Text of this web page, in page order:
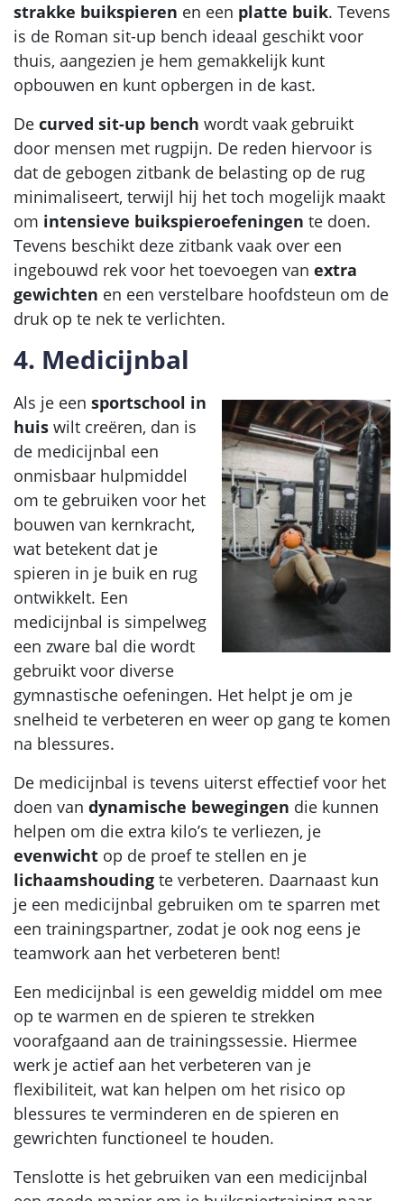
strakke buikspieren en een platte buik. Tevens
is de Roman sit-up bench ideaal geschikt voor
thuis, aangezien je hem gemakkelijk kunt
opbouwen en kunt opbergen in de kast.
De curved sit-up bench wordt vaak gebruikt
door mensen met rugpijn. De reden hiervoor is
dat de gebogen zitbank de belasting op de rug
minimaliseert, terwijl hij het toch mogelijk maakt
om intensieve buikspieroefeningen te doen.
Tevens beschikt deze zitbank vaak over een
ingebouwd rek voor het toevoegen van extra
gewichten en een verstelbare hoofdsteun om de
druk op te nek te verlichten.
4. Medicijnbal
Als je een sportschool in
huis wilt creëren, dan is
de medicijnbal een
onmisbaar hulpmiddel
om te gebruiken voor het
bouwen van kernkracht,
wat betekent dat je
spieren in je buik en rug
ontwikkelt. Een
medicijnbal is simpelweg
een zware bal die wordt
gebruikt voor diverse
gymnastische oefeningen. Het helpt je om je
snelheid te verbeteren en weer op gang te komen
na blessures.
De medicijnbal is tevens uiterst effectief voor het
doen van dynamische bewegingen die kunnen
helpen om die extra kilo’s te verliezen, je
evenwicht op de proef te stellen en je
lichaamshouding te verbeteren. Daarnaast kun
je een medicijnbal gebruiken om te sparren met
een trainingspartner, zodat je ook nog eens je
teamwork aan het verbeteren bent!
Een medicijnbal is een geweldig middel om mee
op te warmen en de spieren te strekken
voorafgaand aan de trainingssessie. Hiermee
werk je actief aan het verbeteren van je
flexibiliteit, wat kan helpen om het risico op
blessures te verminderen en de spieren en
gewrichten functioneel te houden.
Tenslotte is het gebruiken van een medicijnbal